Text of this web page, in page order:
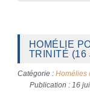
HOMÉLIE
TRINITÉ (16
Catégorie : Homélies
Publication : 16